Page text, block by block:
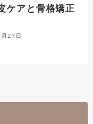
ケアと骨格矯正
27日